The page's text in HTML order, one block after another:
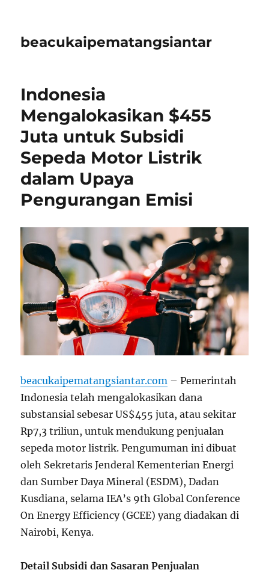
beacukaipematangsiantar
Indonesia
Mengalokasikan $455
Juta untuk Subsidi
Sepeda Motor Listrik
dalam Upaya
Pengurangan Emisi
beacukaipematangsiantar.com – Pemerintah
Indonesia telah mengalokasikan dana
substansial sebesar US$455 juta, atau sekitar
Rp7,3 triliun, untuk mendukung penjualan
sepeda motor listrik. Pengumuman ini dibuat
oleh Sekretaris Jenderal Kementerian Energi
dan Sumber Daya Mineral (ESDM), Dadan
Kusdiana, selama IEA’s 9th Global Conference
On Energy Efficiency (GCEE) yang diadakan di
Nairobi, Kenya.
Detail Subsidi dan Sasaran Penjualan